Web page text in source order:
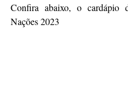
Confira abaixo, o cardápio
Nações 2023